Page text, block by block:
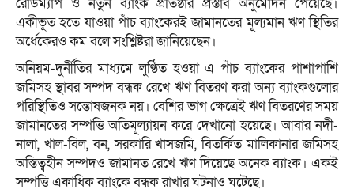
রোডম্যাপ ও নতুন ব্যাংক প্রতিষ্ঠার প্রস্তাব অনুমোদন পেয়েছে।
একীভূত হতে যাওয়া পাঁচ ব্যাংকেরই জামানতের মূল্যমান ঋণ স্থিতির
অর্ধেকেরও কম বলে সংশ্লিষ্টরা জানিয়েছেন।
অনিয়ম-দুর্নীতির মাধ্যমে লুণ্ঠিত হওয়া এ পাঁচ ব্যাংকের পাশাপাশি
জমিসহ স্থাবর সম্পদ বন্ধক রেখে ঋণ বিতরণ করা অন্য ব্যাংকগুলোর
পরিস্থিতিও সন্তোষজনক নয়। বেশির ভাগ ক্ষেত্রেই ঋণ বিতরণের সময়
জামানতের সম্পত্তি অতিমূল্যায়ন করে দেখানো হয়েছে। আবার নদী-
নালা, খাল-বিল, বন, সরকারি খাসজমি, বিতর্কিত মালিকানার জমিসহ
অস্তিত্বহীন সম্পদও জামানত রেখে ঋণ দিয়েছে অনেক ব্যাংক। একই
সম্পত্তি একাধিক ব্যাংকে বন্ধক রাখার ঘটনাও ঘটেছে।